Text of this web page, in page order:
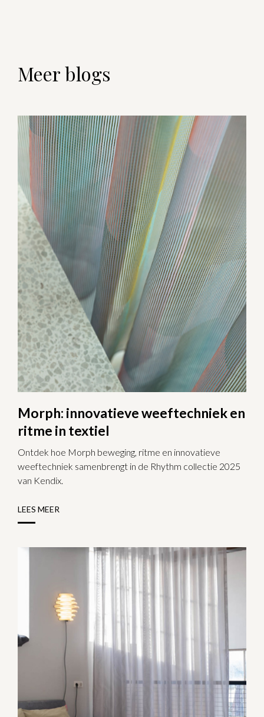
Meer blogs
Morph: innovatieve weeftechniek en
ritme in textiel
Ontdek hoe Morph beweging, ritme en innovatieve
weeftechniek samenbrengt in de Rhythm collectie 2025
van Kendix.
LEES MEER